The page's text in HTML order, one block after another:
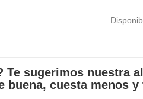
Te sugerimos nuestra
buena, cuesta menos